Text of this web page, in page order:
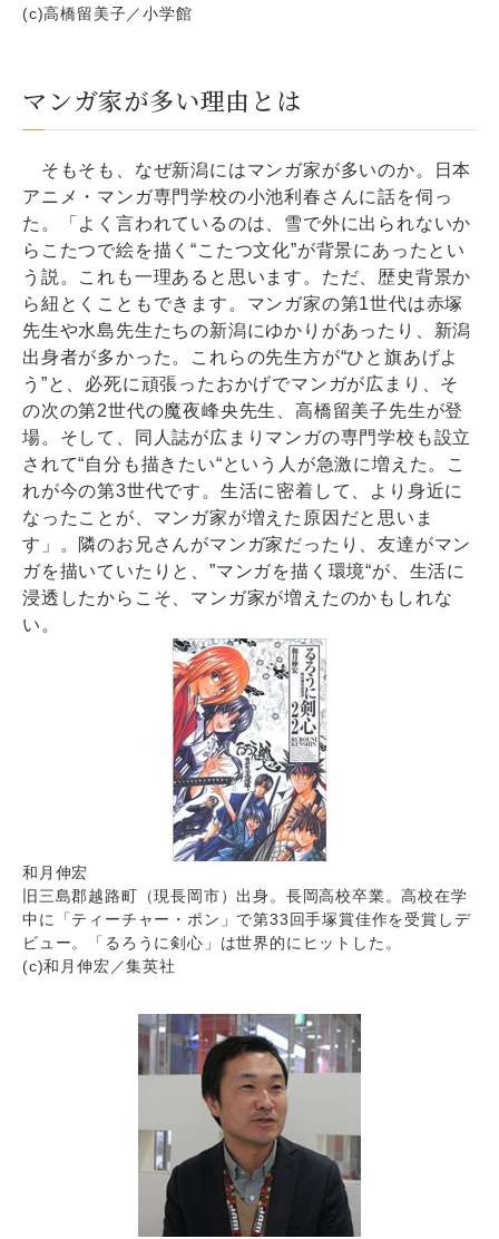
(c)高橋留美子／小学館
マンガ家が多い理由とは
そもそも、なぜ新潟にはマンガ家が多いのか。日本
アニメ・マンガ専門学校の小池利春さんに話を伺っ
た。「よく言われているのは、雪で外に出られないか
らこたつで絵を描く“こたつ文化”が背景にあったとい
う説。これも一理あると思います。ただ、歴史背景か
ら紐とくこともできます。マンガ家の第1世代は赤塚
先生や水島先生たちの新潟にゆかりがあったり、新潟
出身者が多かった。これらの先生方が“ひと旗あげよ
う”と、必死に頑張ったおかげでマンガが広まり、そ
の次の第2世代の魔夜峰央先生、高橋留美子先生が登
場。そして、同人誌が広まりマンガの専門学校も設立
されて“自分も描きたい“という人が急激に増えた。こ
れが今の第3世代です。生活に密着して、より身近に
なったことが、マンガ家が増えた原因だと思いま
す」。隣のお兄さんがマンガ家だったり、友達がマン
ガを描いていたりと、”マンガを描く環境“が、生活に
浸透したからこそ、マンガ家が増えたのかもしれな
い。
和月伸宏
旧三島郡越路町（現長岡市）出身。長岡高校卒業。高校在学
中に「ティーチャー・ポン」で第33回手塚賞佳作を受賞しデ
ビュー。「るろうに剣心」は世界的にヒットした。
(c)和月伸宏／集英社